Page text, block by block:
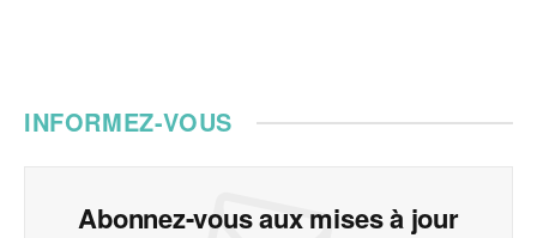
INFORMEZ-VOUS
Abonnez-vous aux mises à jour